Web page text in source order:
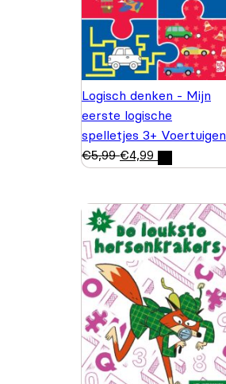
Logisch denken - Mijn
eerste logische
spelletjes 3+ Voertuigen
€5,99 €4,99